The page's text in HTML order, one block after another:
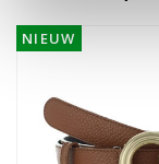
NIEUW